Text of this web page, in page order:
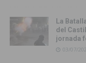
La
del
jornada
03/07/